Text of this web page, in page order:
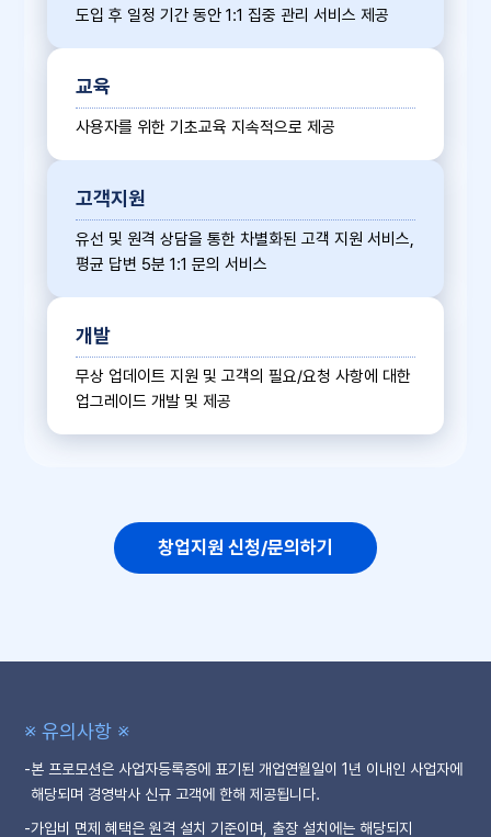
도입 후 일정 기간 동안 1:1 집중 관리 서비스 제공
교육
사용자를 위한 기초교육 지속적으로 제공
고객지원
유선 및 원격 상담을 통한 차별화된 고객 지원 서비스,
평균 답변 5분 1:1 문의 서비스
개발
무상 업데이트 지원 및 고객의 필요/요청 사항에 대한
업그레이드 개발 및 제공
창업지원 신청/문의하기
※ 유의사항 ※
-본 프로모션은 사업자등록증에 표기된 개업연월일이 1년 이내인 사업자에
해당되며 경영박사 신규 고객에 한해 제공됩니다.
-가입비 면제 혜택은 원격 설치 기준이며, 출장 설치에는 해당되지